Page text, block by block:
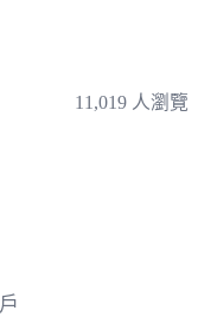
11,019 人瀏覽
戶